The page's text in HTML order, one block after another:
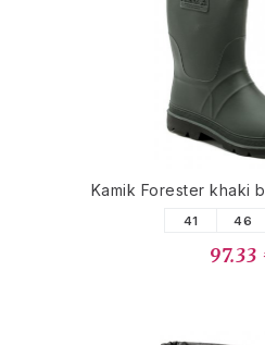
Kamik Forester khaki
41 46
97.33